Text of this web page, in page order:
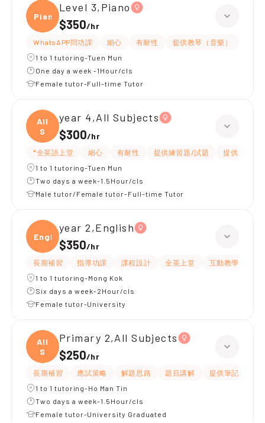
Piano
Level 3,Piano
$350/hr
WhatsAPP問功課 細心 有耐性
提供教琴（音樂）
1 to 1 tutoring-Tuen Mun
One day a week -1Hour/cls
Female tutor-Full-time Tutor
All
S
year 4,All Subjects
$300/hr
*全英語上堂 細心 有耐性 提供練習題/試題
提供筆記
1 to 1 tutoring-Tuen Mun
Two days a week-1.5Hour/cls
Male tutor/Female tutor-Full-time Tutor
Engli
year 2,English
$350/hr
長期補習 指導功課 課程設計 全英上堂 互動教學
1 to 1 tutoring-Mong Kok
Six days a week-2Hour/cls
Female tutor-University
All
S
Primary 2,All Subjects
$250/hr
長期補習 應試策略 解題思路 題目講解 提供筆記
1 to 1 tutoring-Ho Man Tin
Two days a week-1.5Hour/cls
Female tutor-University Graduated